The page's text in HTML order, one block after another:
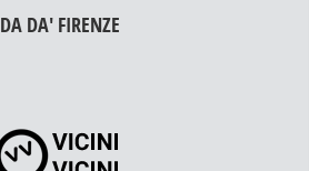
DA DA' FIRENZE